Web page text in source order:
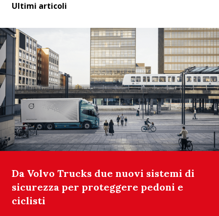
Ultimi articoli
Da Volvo Trucks due nuovi sistemi di
sicurezza per proteggere pedoni e
ciclisti